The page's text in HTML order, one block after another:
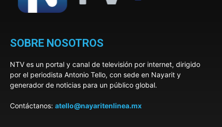
SOBRE NOSOTROS
NTV es un portal y canal de televisión por internet, dirigido
por el periodista Antonio Tello, con sede en Nayarit y
generador de noticias para un público global.
Contáctanos: atello@nayaritenlinea.mx